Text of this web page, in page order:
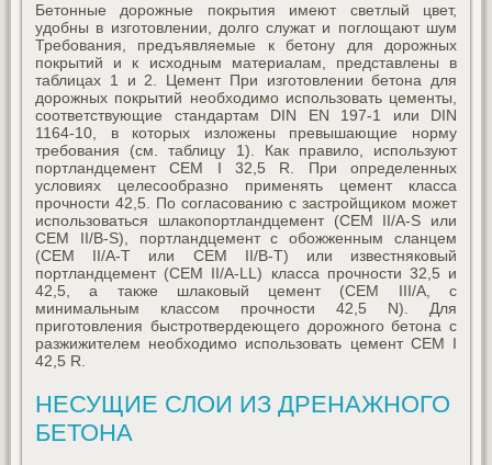
Бетонные дорожные покрытия имеют светлый цвет,
удобны в изготовлении, долго служат и поглощают шум
Требования, предъявляемые к бетону для дорожных
покрытий и к исходным материалам, представлены в
таблицах 1 и 2. Цемент При изготовлении бетона для
дорожных покрытий необходимо использовать цементы,
соответствующие стандартам DIN EN 197-1 или DIN
1164-10, в которых изложены превышающие норму
требования (см. таблицу 1). Как правило, используют
портландцемент CEM I 32,5 R. При определенных
условиях целесообразно применять цемент класса
прочности 42,5. По согласованию с застройщиком может
использоваться шлакопортландцемент (CEM II/A-S или
CEM II/B-S), портландцемент с обожженным сланцем
(CEM II/A-T или CEM II/B-T) или известняковый
портландцемент (CEM II/A-LL) класса прочности 32,5 и
42,5, а также шлаковый цемент (CEM III/A, с
минимальным классом прочности 42,5 N). Для
приготовления быстротвердеющего дорожного бетона с
разжижителем необходимо использовать цемент CEM I
42,5 R.
НЕСУЩИЕ СЛОИ ИЗ ДРЕНАЖНОГО
БЕТОНА